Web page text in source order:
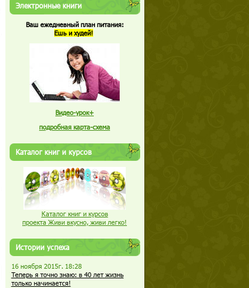
Электронные книги
Ваш ежедневный план питания:
Ешь и худей!
Видео-урок+
подробная карта-схема
Каталог книг и курсов
Каталог книг и курсов
проекта Живи вкусно, живи легко!
Истории успеха
16 ноября 2015г. 18:28
Теперь я точно знаю: в 40 лет жизнь
только начинается!